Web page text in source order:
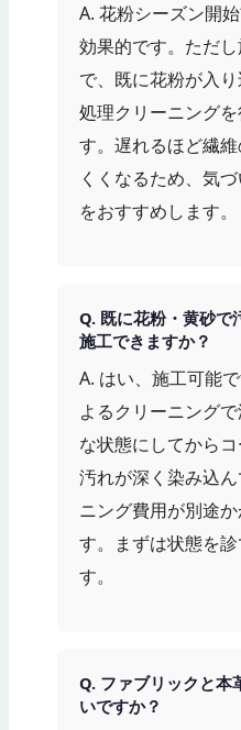
A. 花粉シーズン開
効果的です。ただ
で、既に花粉が入
処理クリーニング
す。遅れるほど繊
くくなるため、気
をおすすめします。
Q. 既に花粉・黄砂で
施工できますか？
A. はい、施工可能
よるクリーニング
な状態にしてからコ
汚れが深く染み込
ニング費用が別途
す。まずは状態を
す。
Q. ファブリックと本
いですか？